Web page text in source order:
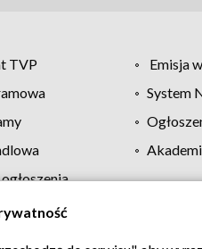
TVP Emisja
System
Regulamin